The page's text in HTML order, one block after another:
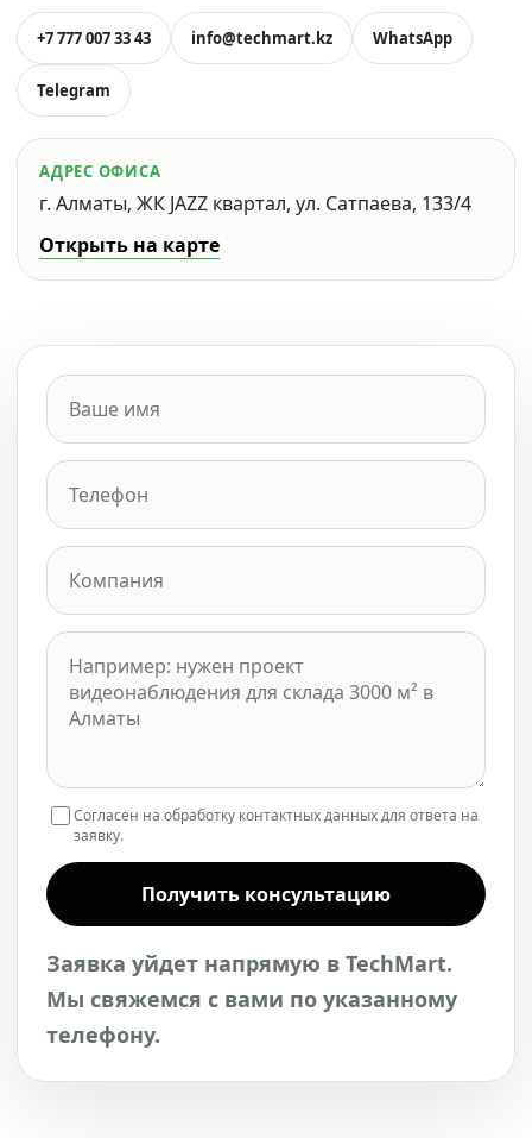
+7 777 007 33 43 info@techmart.kz WhatsApp
Telegram
АДРЕС ОФИСА
г. Алматы, ЖК JAZZ квартал, ул. Сатпаева, 133/4
Открыть на карте
Согласен на обработку контактных данных для ответа на
заявку.
Получить консультацию
Заявка уйдет напрямую в TechMart.
Мы свяжемся с вами по указанному
телефону.